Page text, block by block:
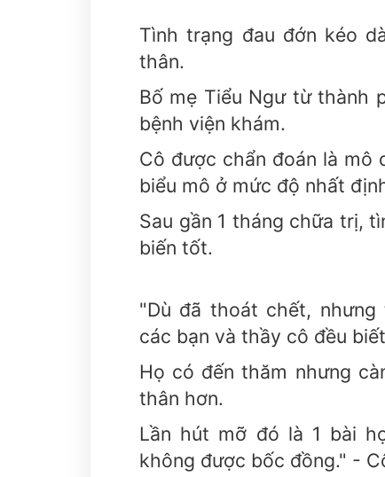
Tình trạng đau đớn kéo
thân.
Bố mẹ Tiểu Ngư từ thành
bệnh viện khám.
Cô được chẩn đoán là mô
biểu mô ở mức độ nhất
Sau gần 1 tháng chữa trị,
biến tốt.
"Dù đã thoát chết,
các bạn và thầy cô đều
Họ có đến thăm nhưng
thân hơn.
Lần hút mỡ đó là 1 bài
không được bốc đồng." -